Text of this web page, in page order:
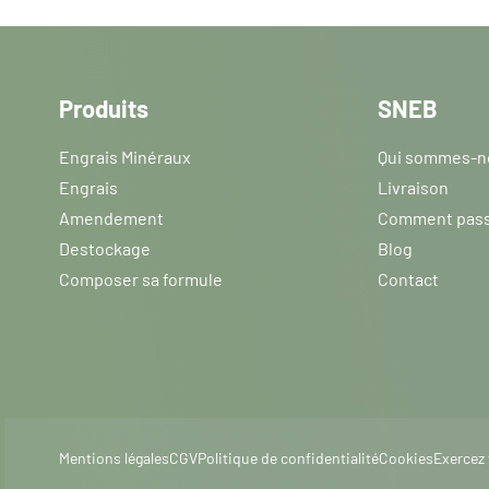
Engrais Bulk
(NH4) : 10%
10%
Uréique
Produits
Engrais Minéraux
Engrais
Amendement
Destockage
Composer sa formule
SNEB
Qui sommes-
Livraison
Comment
Blog
Contact
Mentions légalesCGVPolitique de confidentialitéCookies